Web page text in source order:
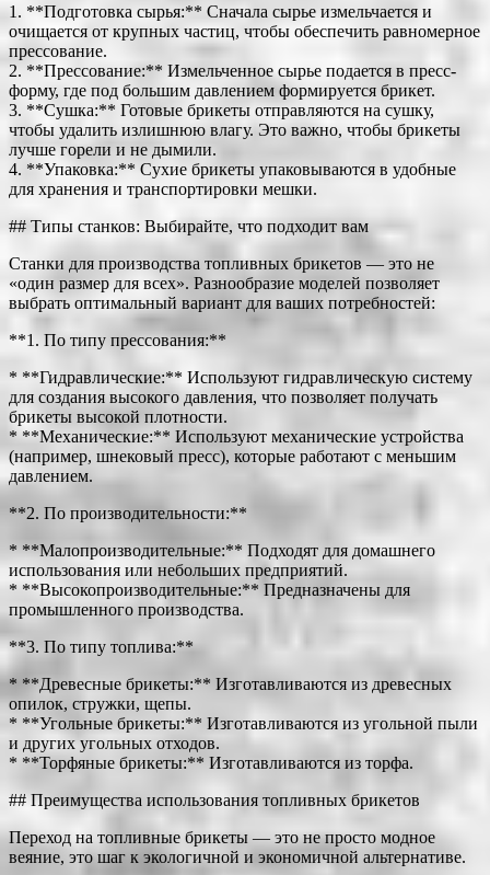
1. **Подготовка сырья:** Сначала сырье измельчается и
очищается от крупных частиц, чтобы обеспечить равномерное
прессование.
2. **Прессование:** Измельченное сырье подается в пресс-
форму, где под большим давлением формируется брикет.
3. **Сушка:** Готовые брикеты отправляются на сушку,
чтобы удалить излишнюю влагу. Это важно, чтобы брикеты
лучше горели и не дымили.
4. **Упаковка:** Сухие брикеты упаковываются в удобные
для хранения и транспортировки мешки.
## Типы станков: Выбирайте, что подходит вам
Станки для производства топливных брикетов — это не
«один размер для всех». Разнообразие моделей позволяет
выбрать оптимальный вариант для ваших потребностей:
**1. По типу прессования:**
* **Гидравлические:** Используют гидравлическую систему
для создания высокого давления, что позволяет получать
брикеты высокой плотности.
* **Механические:** Используют механические устройства
(например, шнековый пресс), которые работают с меньшим
давлением.
**2. По производительности:**
* **Малопроизводительные:** Подходят для домашнего
использования или небольших предприятий.
* **Высокопроизводительные:** Предназначены для
промышленного производства.
**3. По типу топлива:**
* **Древесные брикеты:** Изготавливаются из древесных
опилок, стружки, щепы.
* **Угольные брикеты:** Изготавливаются из угольной пыли
и других угольных отходов.
* **Торфяные брикеты:** Изготавливаются из торфа.
## Преимущества использования топливных брикетов
Переход на топливные брикеты — это не просто модное
веяние, это шаг к экологичной и экономичной альтернативе.